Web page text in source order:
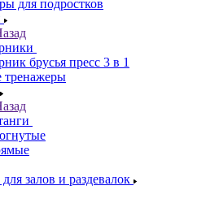
для подростков
брусья пресс 3 в 1
тренажеры
залов и раздевалок